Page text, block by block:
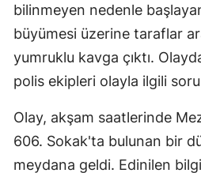
bilinmeyen nedenle
büyümesi üzerine taraflar
yumruklu kavga çıktı.
polis ekipleri olayla ilgili
Olay, akşam saatlerinde
606. Sokak'ta bulunan bir
meydana geldi. Edinilen